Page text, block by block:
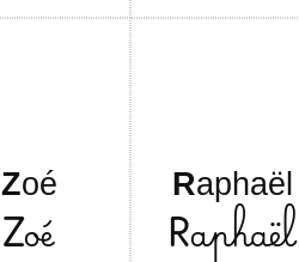
Zoé
Zoé
Raphaël
Raphaël